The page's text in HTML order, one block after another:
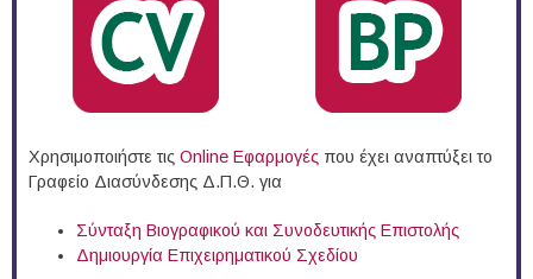
Χρησιμοποιήστε τις Online Eφαρμογές που έχει αναπτύξει το
Γραφείο Διασύνδεσης Δ.Π.Θ. για
Σύνταξη Βιογραφικού και Συνοδευτικής Επιστολής
Δημιουργία Επιχειρηματικού Σχεδίου